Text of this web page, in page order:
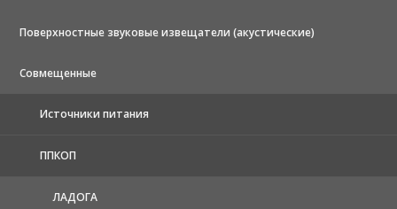
Поверхностные звуковые извещатели (акустические)
Совмещенные
Источники питания
ППКОП
ЛАДОГА